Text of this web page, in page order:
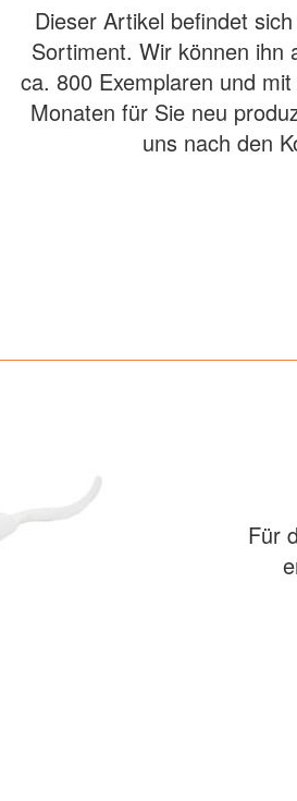
Dieser Artikel befindet
Sortiment. Wir können ihn
ca. 800 Exemplaren und
Monaten für Sie neu
uns nach den
Für